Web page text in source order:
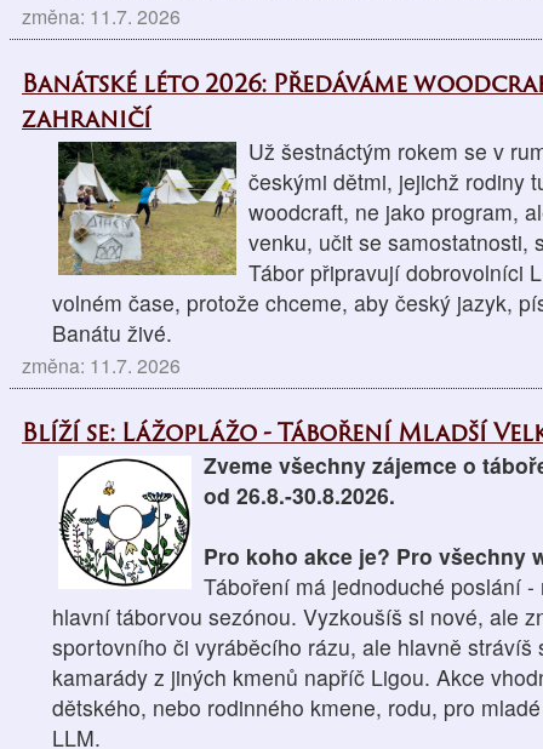
změna: 11.7. 2026
Banátské léto 2026: Předáváme
zahraničí
Už šestnáctým rokem se v
českými dětmi, jejichž rodiny
woodcraft, ne jako program,
venku, učit se samostatnosti,
Tábor připravují dobrovolníci
volném čase, protože chceme, aby český jazyk,
Banátu živé.
změna: 11.7. 2026
Blíží se: Lážoplážo - Táboření Mladší
Zveme všechny zájemce o
od 26.8.-30.8.2026.
Pro koho akce je? Pro všechny
Táboření má jednoduché poslání
hlavní táborvou sezónou. Vyzkoušíš si nové, ale
sportovního či vyráběcího rázu, ale hlavně strávíš
kamarády z jiných kmenů napříč Ligou. Akce
dětského, nebo rodinného kmene, rodu, pro
LLM.